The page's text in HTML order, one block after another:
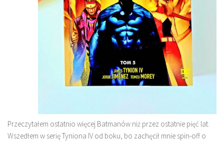
Przeczytałem ostatnio więcej Batmanów niż przez ostatnie pięć lat.
Wszedłem w serię Tyniona IV od boku, bo zachęcił mnie spin-off o